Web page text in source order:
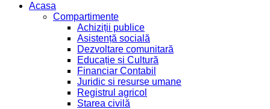
Acasa
Compartimente
Achiziții publice
Asistență socială
Dezvoltare comunitară
Educație și Cultură
Financiar Contabil
Juridic si resurse umane
Registrul agricol
Starea civilă